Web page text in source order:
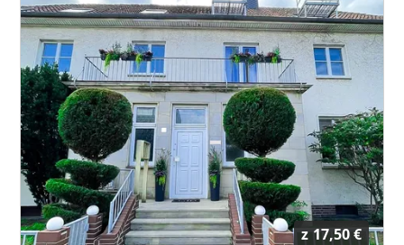
z 17,50 €